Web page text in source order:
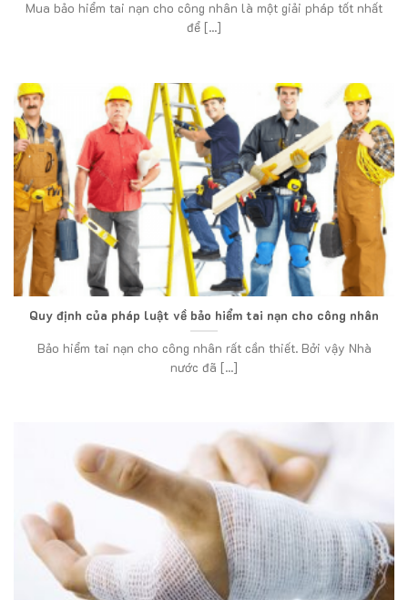
Mua bảo hiểm tai nạn cho công nhân là một giải pháp tốt nhất
để [...]
Quy định của pháp luật về bảo hiểm tai nạn cho công nhân
Bảo hiểm tai nạn cho công nhân rất cần thiết. Bởi vậy Nhà
nước đã [...]